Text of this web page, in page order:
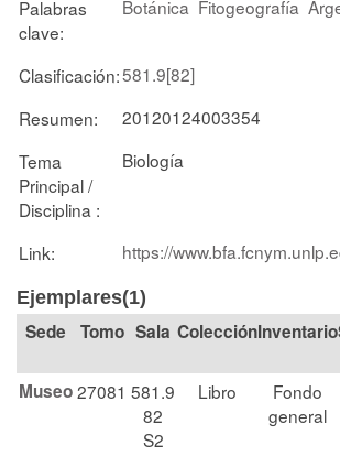
Palabras
clave:
Botánica Fitogeografía
Clasificación:581.9[82]
Resumen:
20120124003354
Tema
Principal /
Disciplina :
Biología
Link: https://
Ejemplares(1)
Tomo Sala Colección
Museo27081 581.9
82
S2
Libro
Fondo
general